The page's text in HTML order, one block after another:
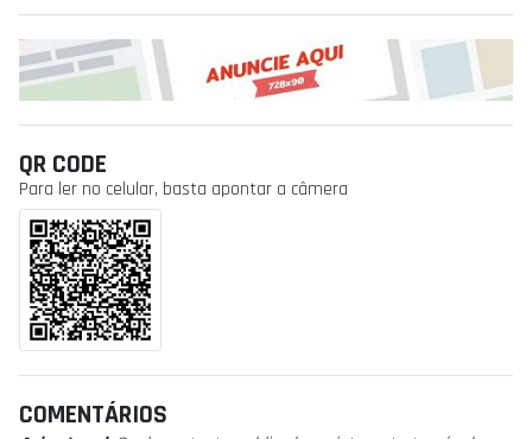
QR CODE
Para ler no celular, basta apontar a câmera
COMENTÁRIOS